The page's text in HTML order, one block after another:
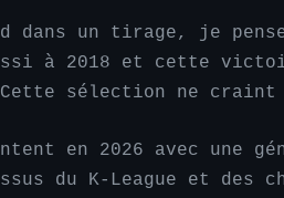
dans un tirage, je
à 2018 et cette
sélection ne craint
en 2026 avec une
du K-League et des